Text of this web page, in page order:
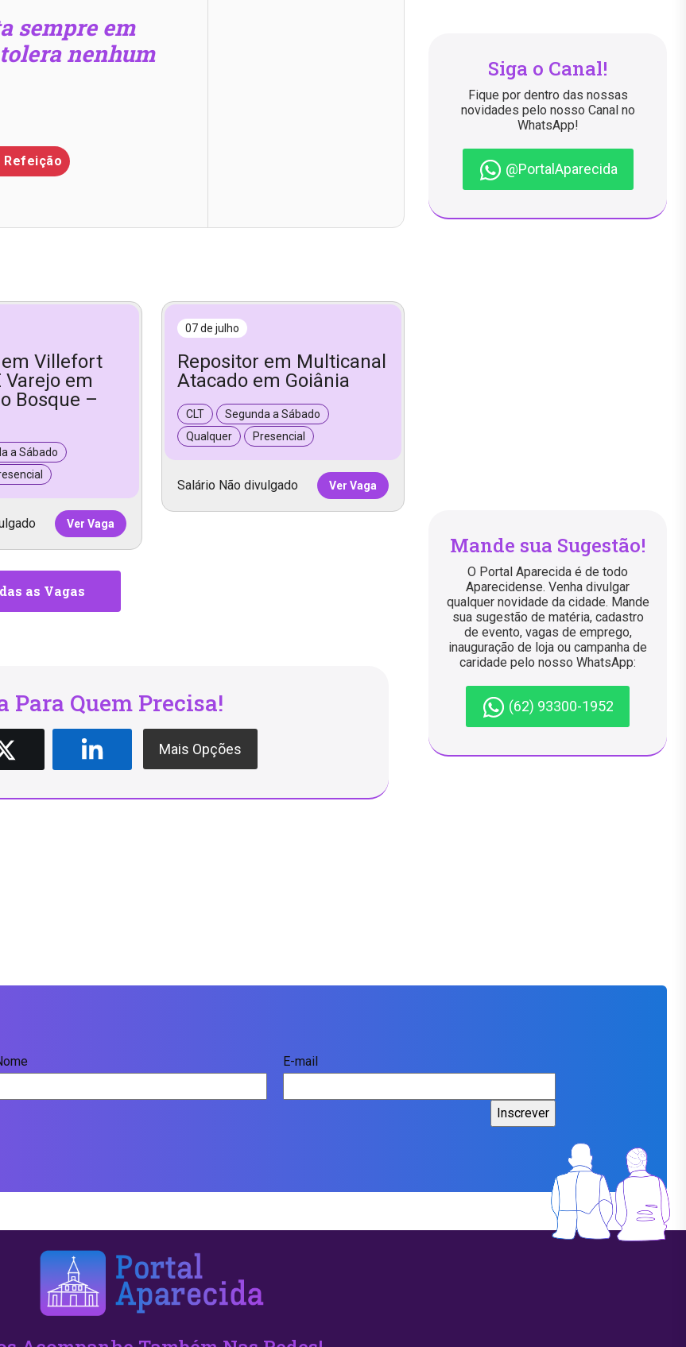
sempre em
nenhum
Refeição
Villefort
Varejo em
Bosque –
a Sábado
Ver Vaga
07 de julho
Repositor em Multicanal
Atacado em Goiânia
CLT
Segunda a Sábado
Qualquer
Presencial
Salário Não divulgado Ver Vaga
as Vagas
Para Quem Precisa!
Mais Opções
Siga o Canal!
Fique por dentro das nossas
novidades pelo nosso Canal no
WhatsApp!
@PortalAparecida
Mande sua Sugestão!
O Portal Aparecida é de todo
Aparecidense. Venha divulgar
qualquer novidade da cidade. Mande
sua sugestão de matéria, cadastro
de evento, vagas de emprego,
inauguração de loja ou campanha de
caridade pelo nosso WhatsApp:
(62) 93300-1952
E-mail